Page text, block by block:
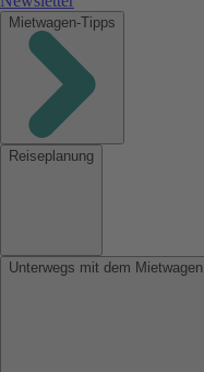
Mietwagen-Tipps
Reiseplanung
Unterwegs mit dem Mietwagen